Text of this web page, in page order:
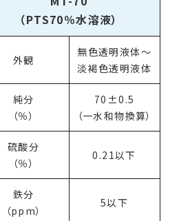
（PTS70％水溶液）
外観
無色透明液体～
淡褐色透明液体
純分
（％）
70±0.5
（一水和物換算）
硫酸分
（％）
0.21以下
鉄分
（ppm）
5以下